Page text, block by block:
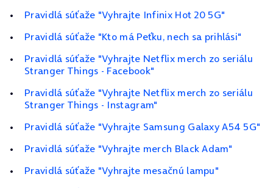
Pravidlá súťaže "Vyhrajte Infinix Hot 20 5G"
Pravidlá súťaže "Kto má Peťku, nech sa prihlási"
Pravidlá súťaže "Vyhrajte Netflix merch zo seriálu
Stranger Things - Facebook"
Pravidlá súťaže "Vyhrajte Netflix merch zo seriálu
Stranger Things - Instagram"
Pravidlá súťaže "Vyhrajte Samsung Galaxy A54 5G"
Pravidlá súťaže "Vyhrajte merch Black Adam"
Pravidlá súťaže "Vyhrajte mesačnú lampu"